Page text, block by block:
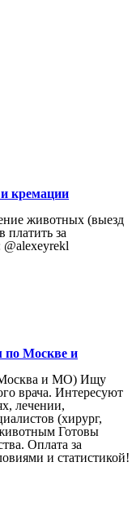
кремации
животных (выезд
платить за
@alexeyrekl
по Москве и
и МО) Ищу
врача. Интересуют
лечении,
(хирург,
Готовы
Оплата за
и статистикой!